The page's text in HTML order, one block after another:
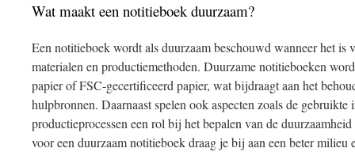
Wat maakt een notitieboek duurzaam?
Een notitieboek wordt als duurzaam beschouwd wanneer het
materialen en productiemethoden. Duurzame notitieboeken
papier of FSC-gecertificeerd papier, wat bijdraagt aan het
hulpbronnen. Daarnaast spelen ook aspecten zoals de
productieprocessen een rol bij het bepalen van de
voor een duurzaam notitieboek draag je bij aan een beter milieu